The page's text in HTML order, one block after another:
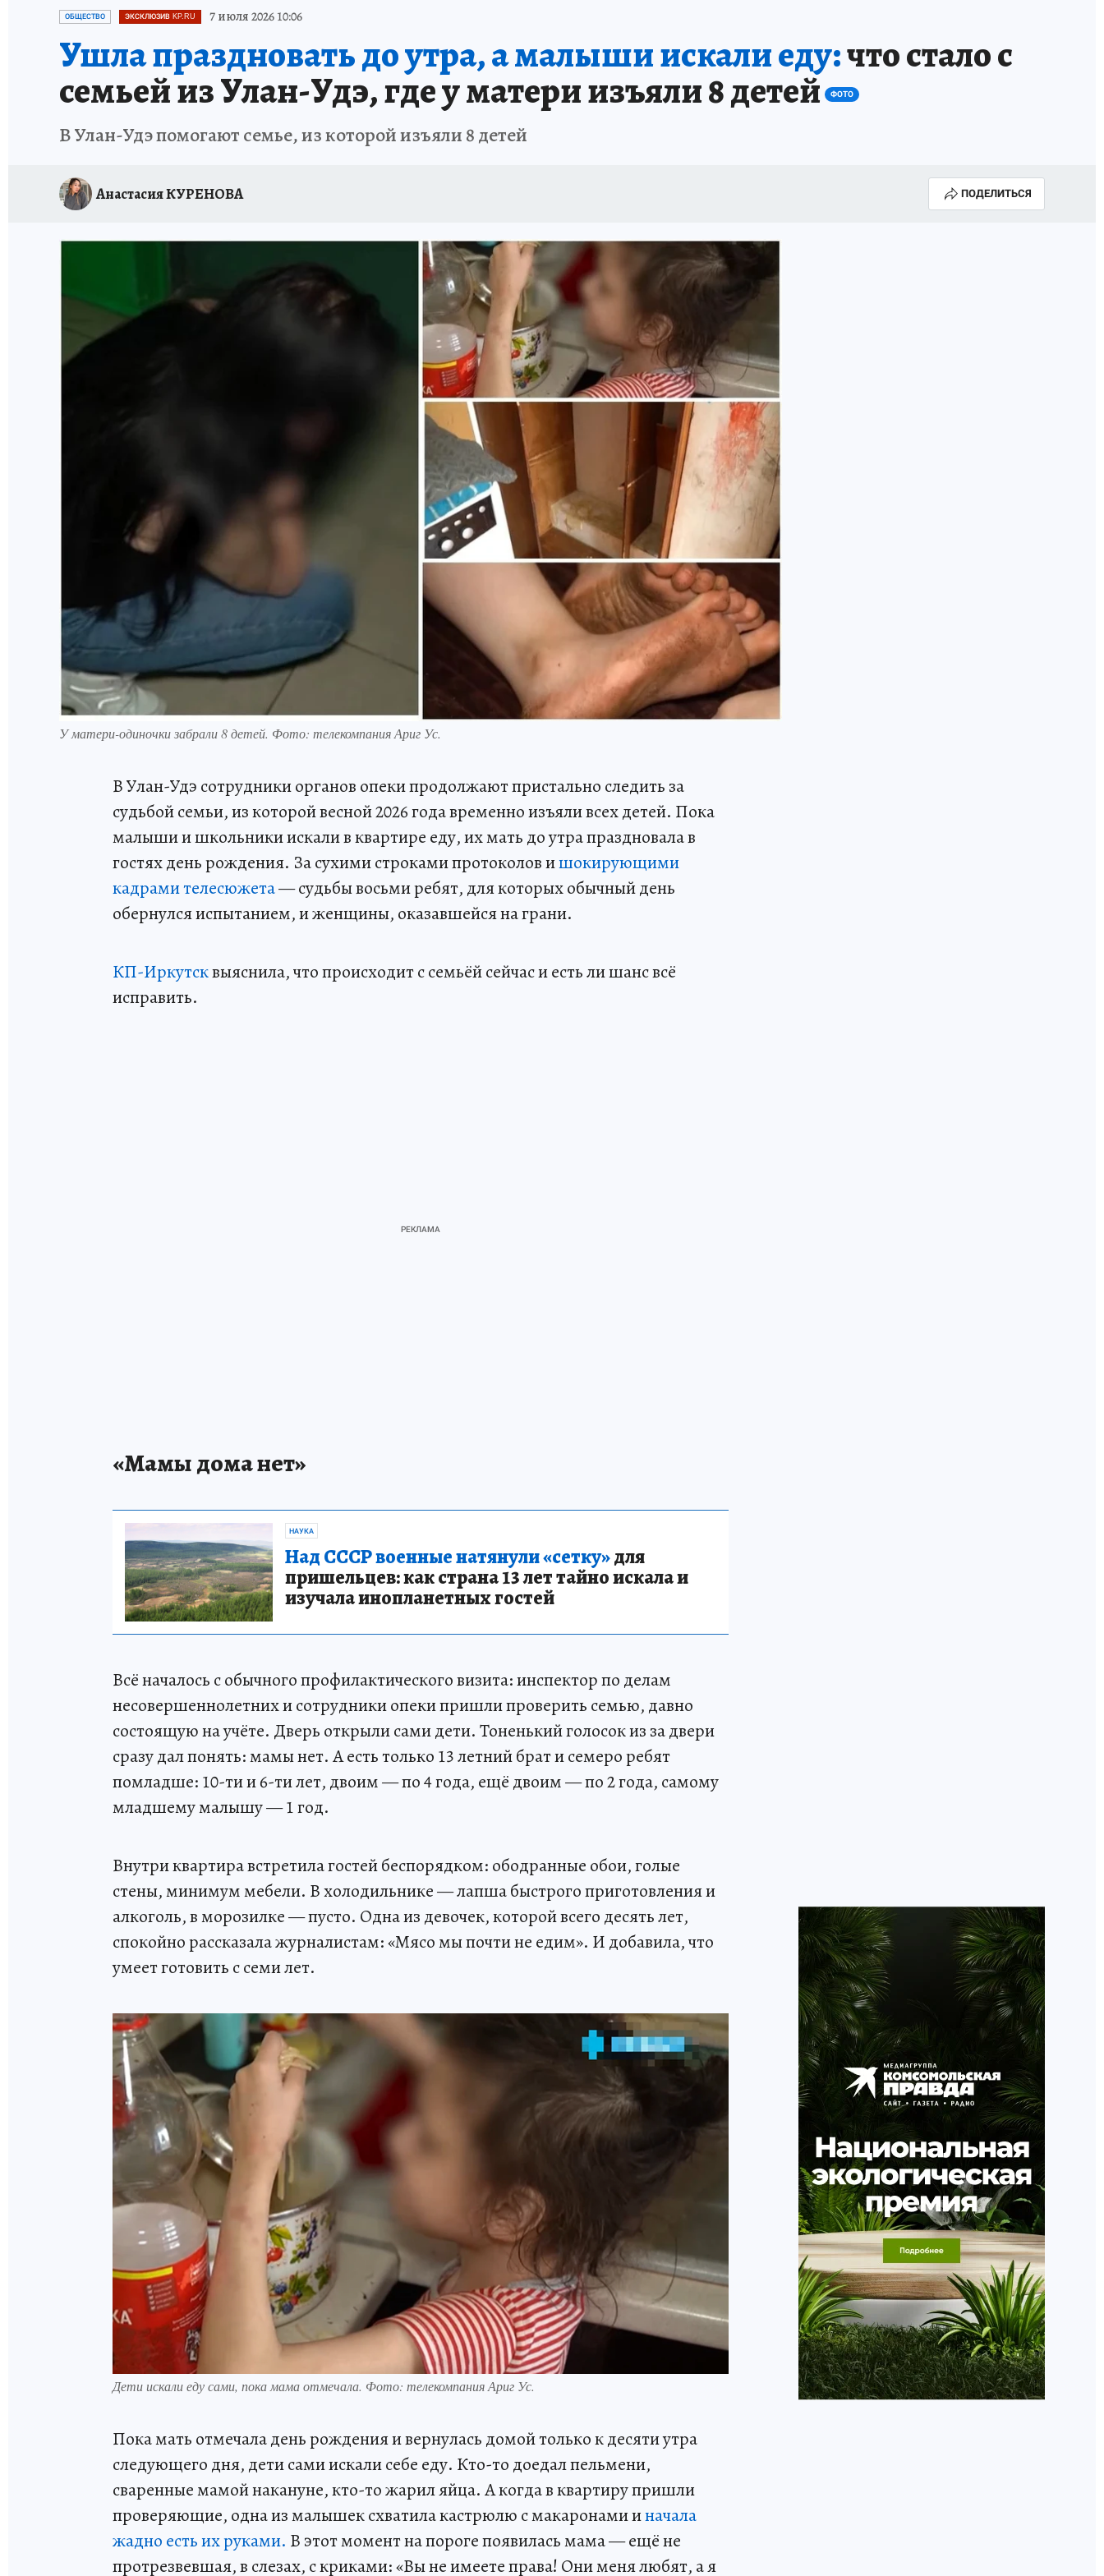
ПРОИСШЕСТВИЯ АФИША ИСПЫТАНО НА СЕБЕ
ОБЩЕСТВО ЭКСКЛЮЗИВ KP.RU 7 июля 2026 10:06
Ушла праздновать до утра, а малыши искали еду:что стало с
семьей из Улан-Удэ, где у матери изъяли 8 детей ФОТО
В Улан-Удэ помогают семье, из которой изъяли 8 детей
Анастасия КУРЕНОВА ПОДЕЛИТЬСЯ
У матери-одиночки забрали 8 детей. Фото: телекомпания Ариг Ус.
В Улан-Удэ сотрудники органов опеки продолжают пристально следить за
судьбой семьи, из которой весной 2026 года временно изъяли всех детей. Пока
малыши и школьники искали в квартире еду, их мать до утра праздновала в
гостях день рождения. За сухими строками протоколов ишокирующими
кадрами телесюжета— судьбы восьми ребят, для которых обычный день
обернулся испытанием, и женщины, оказавшейся на грани.
КП-Иркутсквыяснила, что происходит с семьёй сейчас и есть ли шанс всё
исправить.
«Мамы дома нет»
НАУКА
Над СССР военные натянули «сетку»для
пришельцев: как страна 13 лет тайно искала и
изучала инопланетных гостей
Всё началось с обычного профилактического визита: инспектор по делам
несовершеннолетних и сотрудники опеки пришли проверить семью, давно
состоящую на учёте. Дверь открыли сами дети. Тоненький голосок из за двери
сразу дал понять: мамы нет. А есть только 13 летний брат и семеро ребят
помладше: 10-ти и 6-ти лет, двоим — по 4 года, ещё двоим — по 2 года, самому
младшему малышу — 1 год.
Внутри квартира встретила гостей беспорядком: ободранные обои, голые
стены, минимум мебели. В холодильнике — лапша быстрого приготовления и
алкоголь, в морозилке — пусто. Одна из девочек, которой всего десять лет,
спокойно рассказала журналистам: «Мясо мы почти не едим». И добавила, что
умеет готовить с семи лет.
Дети искали еду сами, пока мама отмечала. Фото: телекомпания Ариг Ус.
Пока мать отмечала день рождения и вернулась домой только к десяти утра
следующего дня, дети сами искали себе еду. Кто-то доедал пельмени,
сваренные мамой накануне, кто-то жарил яйца. А когда в квартиру пришли
проверяющие, одна из малышек схватила кастрюлю с макаронами иначала
жадно есть их руками. В этот момент на пороге появилась мама — ещё не
протрезвевшая, в слезах, с криками: «Вы не имеете права! Они меня любят, а я